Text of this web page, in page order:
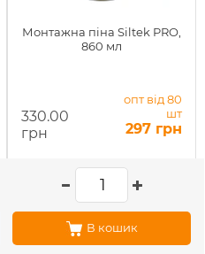
Монтажна піна Siltek PRO,
860 мл
330.00
грн
опт від 80
шт
297 грн
В кошик